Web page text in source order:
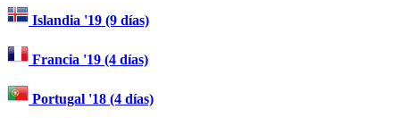
Islandia '19 (9 días)
Francia '19 (4 días)
Portugal '18 (4 días)